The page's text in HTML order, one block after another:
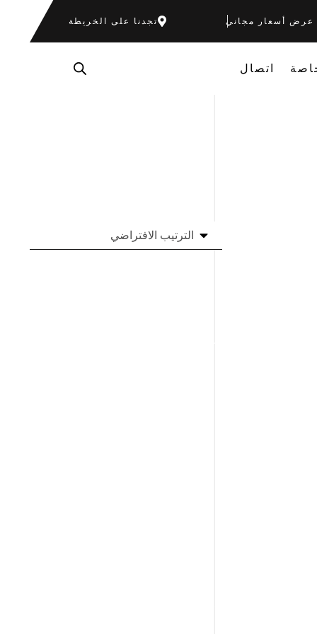
أسعار مجاني تجدنا على الخريطة
اتصال